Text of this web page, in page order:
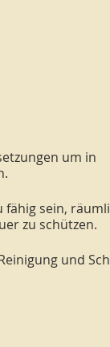
um in
fähig sein,
zu schützen.
und